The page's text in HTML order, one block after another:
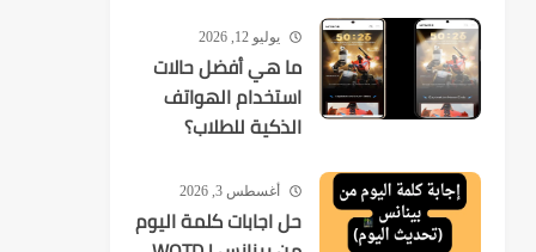
يوليو 12, 2026
ما هي أفضل حالات
استخدام الهواتف
الذكية للطلاب؟
أغسطس 3, 2026
حل اجابات كلمة اليوم